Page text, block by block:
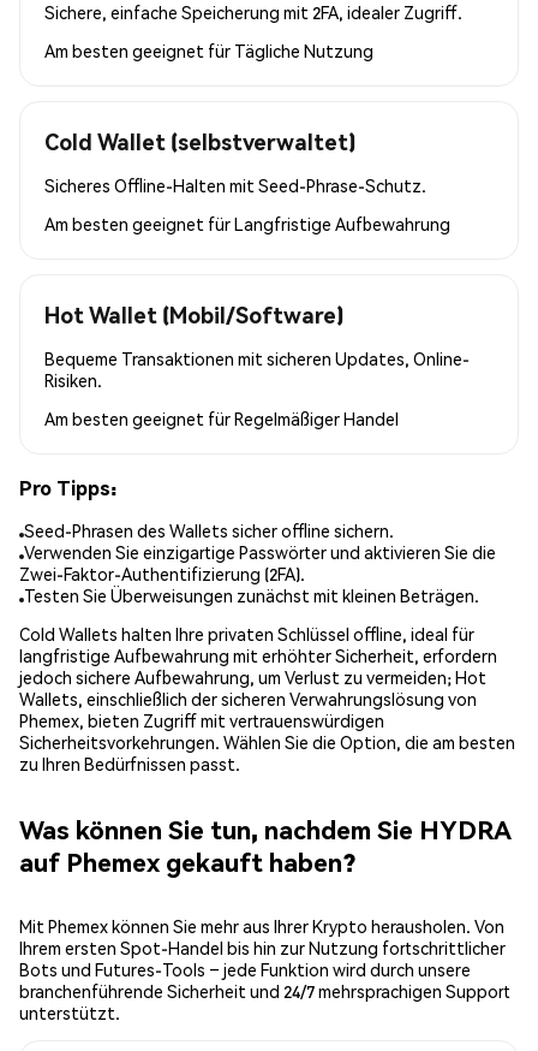
Sichere, einfache Speicherung mit 2FA, idealer Zugriff.
Am besten geeignet für Tägliche Nutzung
Cold Wallet (selbstverwaltet)
Sicheres Offline-Halten mit Seed-Phrase-Schutz.
Am besten geeignet fürLangfristige Aufbewahrung
Hot Wallet (Mobil/Software)
Bequeme Transaktionen mit sicheren Updates, Online-
Risiken.
Am besten geeignet fürRegelmäßiger Handel
Pro Tipps:
Seed-Phrasen des Wallets sicher offline sichern.
Verwenden Sie einzigartige Passwörter und aktivieren Sie die
Zwei-Faktor-Authentifizierung (2FA).
Testen Sie Überweisungen zunächst mit kleinen Beträgen.
Cold Wallets halten Ihre privaten Schlüssel offline, ideal für
langfristige Aufbewahrung mit erhöhter Sicherheit, erfordern
jedoch sichere Aufbewahrung, um Verlust zu vermeiden; Hot
Wallets, einschließlich der sicheren Verwahrungslösung von
Phemex, bieten Zugriff mit vertrauenswürdigen
Sicherheitsvorkehrungen. Wählen Sie die Option, die am besten
zu Ihren Bedürfnissen passt.
Was können Sie tun, nachdem Sie HYDRA
auf Phemex gekauft haben?
Mit Phemex können Sie mehr aus Ihrer Krypto herausholen. Von
Ihrem ersten Spot-Handel bis hin zur Nutzung fortschrittlicher
Bots und Futures-Tools – jede Funktion wird durch unsere
branchenführende Sicherheit und 24/7 mehrsprachigen Support
unterstützt.